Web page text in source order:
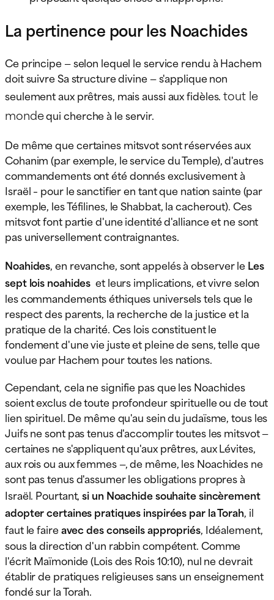
La pertinence pour les Noachides
Ce principe — selon lequel le service rendu à Hachem
doit suivre Sa structure divine — s'applique non
seulement aux prêtres, mais aussi aux fidèles.tout le
mondequi cherche à le servir.
De même que certaines mitsvot sont réservées aux
Cohanim (par exemple, le service du Temple), d'autres
commandements ont été donnés exclusivement à
Israël – pour le sanctifier en tant que nation sainte (par
exemple, les Téfilines, le Shabbat, la cacherout). Ces
mitsvot font partie d'une identité d'alliance et ne sont
pas universellement contraignantes.
Noahides, en revanche, sont appelés à observer leLes
sept lois noahides et leurs implications, et vivre selon
les commandements éthiques universels tels que le
respect des parents, la recherche de la justice et la
pratique de la charité. Ces lois constituent le
fondement d'une vie juste et pleine de sens, telle que
voulue par Hachem pour toutes les nations.
Cependant, cela ne signifie pas que les Noachides
soient exclus de toute profondeur spirituelle ou de tout
lien spirituel. De même qu'au sein du judaïsme, tous les
Juifs ne sont pas tenus d'accomplir toutes les mitsvot —
certaines ne s'appliquent qu'aux prêtres, aux Lévites,
aux rois ou aux femmes —, de même, les Noachides ne
sont pas tenus d'assumer les obligations propres à
Israël. Pourtant,si un Noachide souhaite sincèrement
adopter certaines pratiques inspirées par la Torah, il
faut le faireavec des conseils appropriés, Idéalement,
sous la direction d'un rabbin compétent. Comme
l'écrit Maïmonide (Lois des Rois 10:10), nul ne devrait
établir de pratiques religieuses sans un enseignement
fondé sur la Torah.